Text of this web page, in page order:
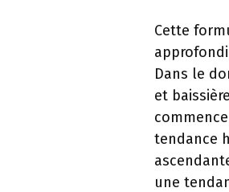
Cette
Dans le
et
tendance
une